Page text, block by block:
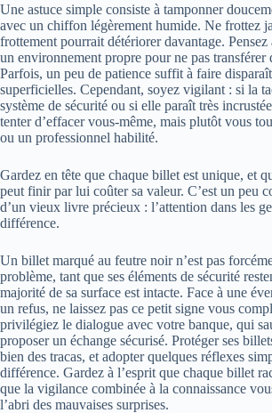
Une astuce simple consiste à tamponner
avec un chiffon légèrement humide. Ne frottez
frottement pourrait détériorer davantage.
un environnement propre pour ne pas transférer
Parfois, un peu de patience suffit à faire
superficielles. Cependant, soyez vigilant : si la
système de sécurité ou si elle paraît très
tenter d’effacer vous-même, mais plutôt vous
ou un professionnel habilité.
Gardez en tête que chaque billet est unique, et
peut finir par lui coûter sa valeur. C’est un peu
d’un vieux livre précieux : l’attention dans les
différence.
Un billet marqué au feutre noir n’est pas
problème, tant que ses éléments de sécurité
majorité de sa surface est intacte. Face à une
un refus, ne laissez pas ce petit signe vous
privilégiez le dialogue avec votre banque, qui
proposer un échange sécurisé. Protéger ses
bien des tracas, et adopter quelques réflexes
différence. Gardez à l’esprit que chaque billet
que la vigilance combinée à la connaissance
l’abri des mauvaises surprises.